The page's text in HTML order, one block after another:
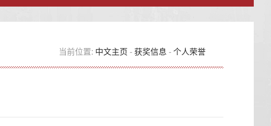
当前位置: 中文主页 -获奖信息 -个人荣誉